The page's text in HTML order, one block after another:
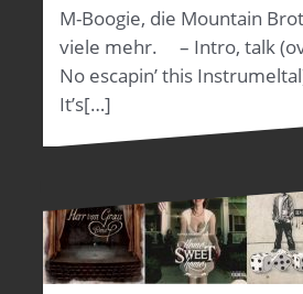
M-Boogie, die Mountain
viele mehr. – Intro, talk
No escapin’ this
It’s[…]